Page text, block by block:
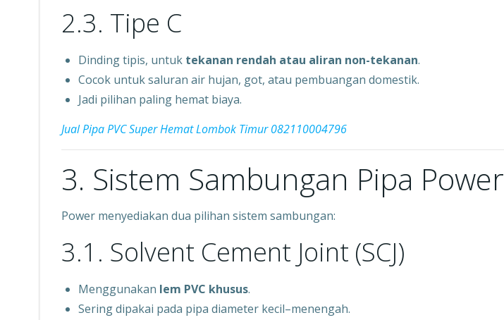
2.3. Tipe C
Dinding tipis, untuk tekanan rendah atau aliran non-tekanan.
Cocok untuk saluran air hujan, got, atau pembuangan domestik.
Jadi pilihan paling hemat biaya.
Jual Pipa PVC Super Hemat Lombok Timur 082110004796
3. Sistem Sambungan Pipa Power
Power menyediakan dua pilihan sistem sambungan:
3.1. Solvent Cement Joint (SCJ)
Menggunakan lem PVC khusus.
Sering dipakai pada pipa diameter kecil–menengah.